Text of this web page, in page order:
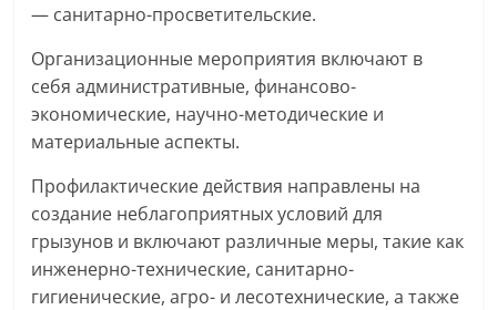
— санитарно-просветительские.
Организационные мероприятия включают в
себя административные, финансово-
экономические, научно-методические и
материальные аспекты.
Профилактические действия направлены на
создание неблагоприятных условий для
грызунов и включают различные меры, такие как
инженерно-технические, санитарно-
гигиенические, агро- и лесотехнические, а также